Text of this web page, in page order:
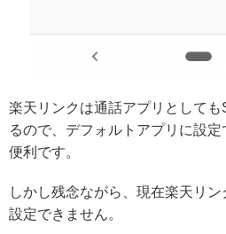
楽天リンクは通話アプリとしても
るので、デフォルトアプリに設
便利です。
しかし残念ながら、 現在楽天リン
設定できません。